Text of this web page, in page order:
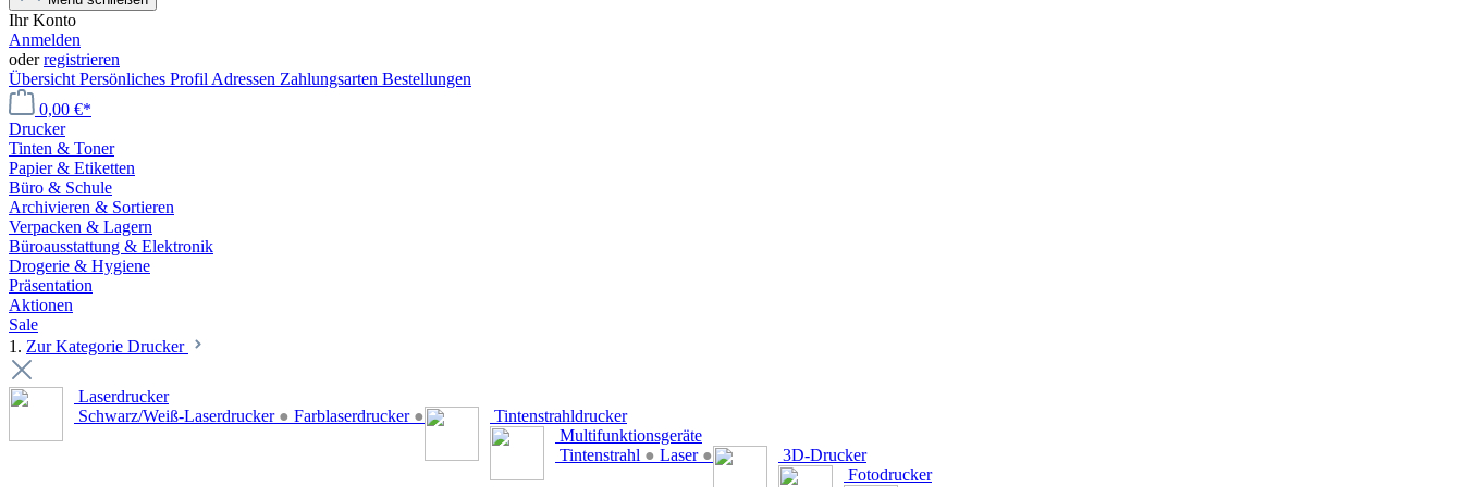
Ihr Konto
Anmelden
oderregistrieren
Übersicht Persönliches Profil Adressen Zahlungsarten Bestellungen
0,00 €*
Drucker
Tinten & Toner
Papier & Etiketten
Büro & Schule
Archivieren & Sortieren
Verpacken & Lagern
Büroausstattung & Elektronik
Drogerie & Hygiene
Präsentation
Aktionen
Sale
1. Zur Kategorie Drucker
Laserdrucker
Schwarz/Weiß-Laserdrucker ● Farblaserdrucker ●
Tintenstrahldrucker
Multifunktionsgeräte
Tintenstrahl ● Laser ●
3D-Drucker
Fotodrucker